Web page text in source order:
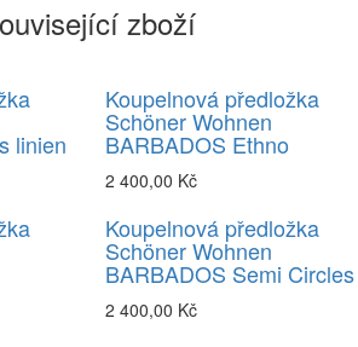
zboží
linien
Koupelnová předložka
Schöner Wohnen
BARBADOS Ethno
2 400,00 Kč
Koupelnová předložka
Schöner Wohnen
BARBADOS Semi Circles
2 400,00 Kč